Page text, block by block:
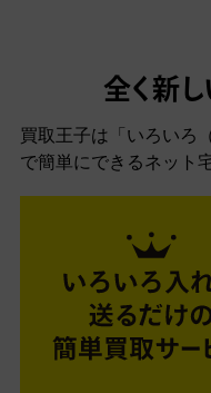
全く新
買取王子は「いろいろ
で簡単にできるネット